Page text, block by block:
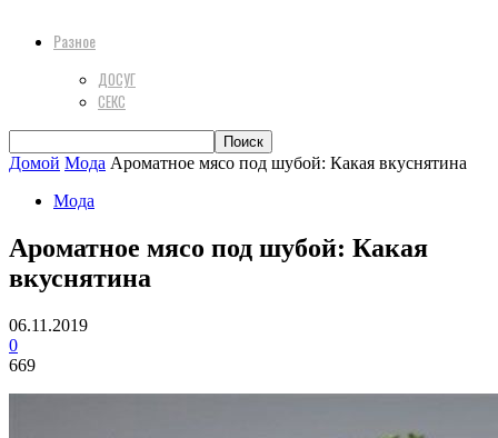
Разное
ДОСУГ
СЕКС
Домой Мода Ароматное мясо под шубой: Какая вкуснятина
Мода
Ароматное мясо под шубой: Какая
вкуснятина
06.11.2019
0
669